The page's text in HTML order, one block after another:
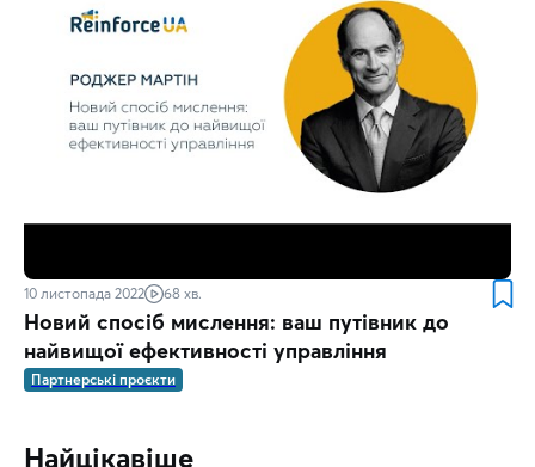
10 листопада 2022 68 хв.
Новий спосіб мислення: ваш путівник до
найвищої ефективності управління
Партнерські проєкти
Найцікавіше